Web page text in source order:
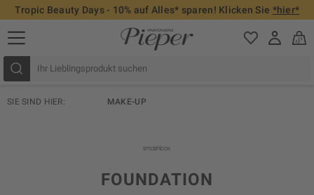
Tropic Beauty Days - 10% auf Alles* sparen! Klicken Sie *hier*
SIE SIND HIER: MAKE-UP
FOUNDATION